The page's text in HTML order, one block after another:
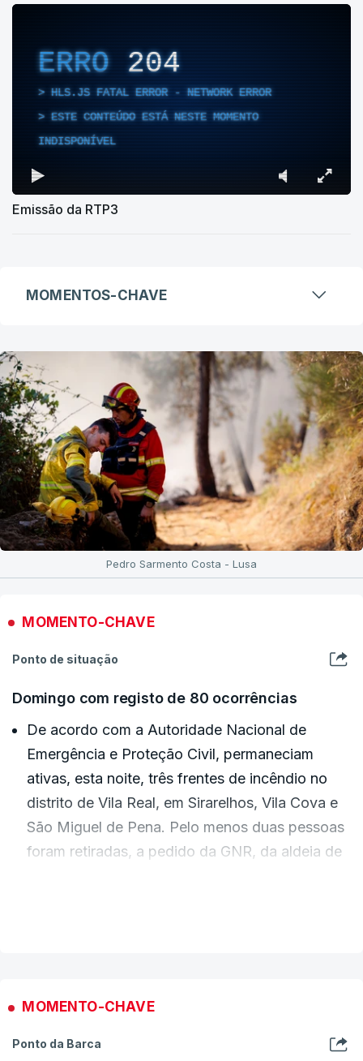
ERRO204
HLS.JS FATAL ERROR - NETWORK ERROR
ESTE CONTEÚDO ESTÁ NESTE MOMENTO
INDISPONÍVEL
Emissão da RTP3
MOMENTOS-CHAVE
Pedro Sarmento Costa - Lusa
MOMENTO-CHAVE
Ponto de situação
Domingo com registo de 80 ocorrências
De acordo com a Autoridade Nacional de
Emergência e Proteção Civil, permaneciam
ativas, esta noite, três frentes de incêndio no
distrito de Vila Real, em Sirarelhos, Vila Cova e
São Miguel de Pena. Pelo menos duas pessoas
foram retiradas, a pedido da GNR, da aldeia de
Em fase de resolução estavam os incêndios de
MOMENTO-CHAVE
Ponto da Barca